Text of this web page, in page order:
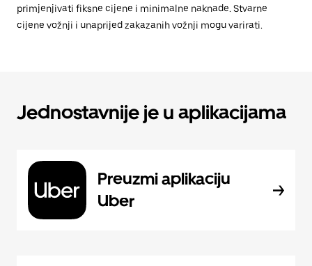
primjenjivati fiksne cijene i minimalne naknade. Stvarne
cijene vožnji i unaprijed zakazanih vožnji mogu varirati.
Jednostavnije je u aplikacijama
Preuzmi aplikaciju
Uber